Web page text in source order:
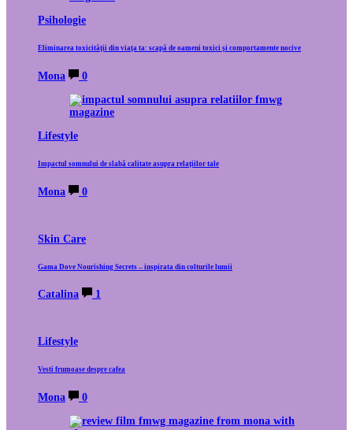
Psihologie
Eliminarea toxicității din viața ta: scapă de oameni toxici și comportamente nocive
Mona 0
Lifestyle
Impactul somnului de slabă calitate asupra relațiilor tale
Mona 0
Skin Care
Gama Dove Nourishing Secrets – inspirata din colturile lumii
Catalina 1
Lifestyle
Vesti frumoase despre cafea
Mona 0